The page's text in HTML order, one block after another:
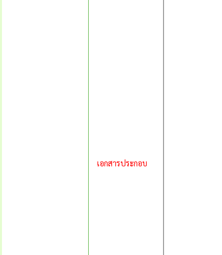
เอกสารประกอบ